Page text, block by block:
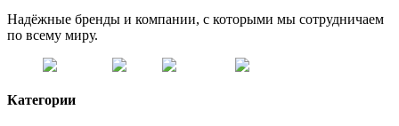
Надёжные бренды и компании, с которыми мы сотрудничаем
по всему миру.
Категории